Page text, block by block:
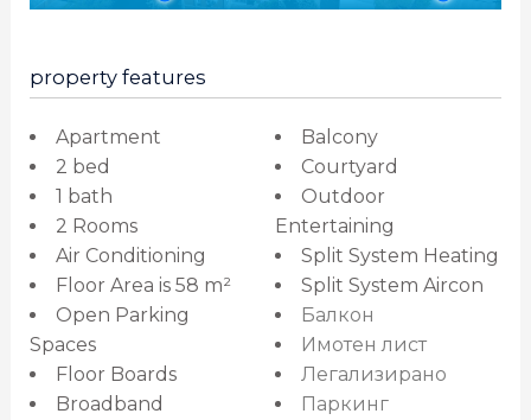
property features
Apartment
2 bed
1 bath
2 Rooms
Air Conditioning
Floor Area is 58 m²
Open Parking
Spaces
Floor Boards
Broadband
Balcony
Courtyard
Outdoor
Entertaining
Split System Heating
Split System Aircon
Балкон
Имотен лист
Легализирано
Паркинг